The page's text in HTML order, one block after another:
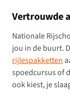
Vertrouwde
Nationale
jou in de buurt.
rijlespakketten
spoedcursus of
ook kiest, je